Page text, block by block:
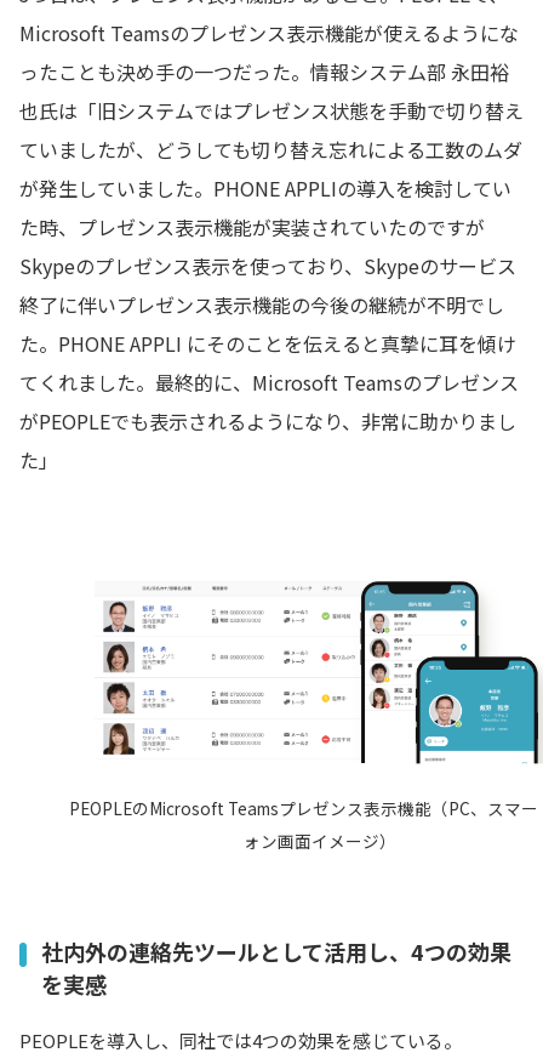
Microsoft Teamsのプレゼンス表示機能が使えるようにな
ったことも決め手の一つだった。情報システム部 永田裕
也氏は「旧システムではプレゼンス状態を手動で切り替え
ていましたが、どうしても切り替え忘れによる工数のムダ
が発生していました。PHONE APPLIの導入を検討してい
た時、プレゼンス表示機能が実装されていたのですが
Skypeのプレゼンス表示を使っており、Skypeのサービス
終了に伴いプレゼンス表示機能の今後の継続が不明でし
た。PHONE APPLI にそのことを伝えると真摯に耳を傾け
てくれました。最終的に、Microsoft Teamsのプレゼンス
がPEOPLEでも表示されるようになり、非常に助かりまし
た」
PEOPLEのMicrosoft Teamsプレゼンス表示機能（PC、スマー
ォン画面イメージ）
社内外の連絡先ツールとして活用し、4つの効果
を実感
PEOPLEを導入し、同社では4つの効果を感じている。